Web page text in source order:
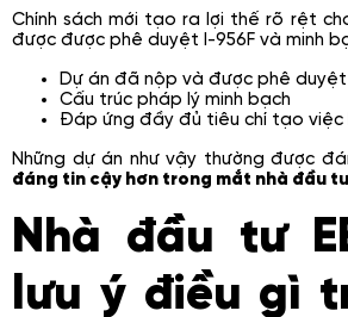
Chính sách mới tạo ra lợi thế rõ rệt
được được phê duyệt I-956F và minh
Dự án đã nộp và được phê duyệt
Cấu trúc pháp lý minh bạch
Đáp ứng đầy đủ tiêu chí tạo việc
Những dự án như vậy thường được
đáng tin cậy hơn trong mắt nhà đầu tư
Nhà đầu tư
lưu ý điều gì